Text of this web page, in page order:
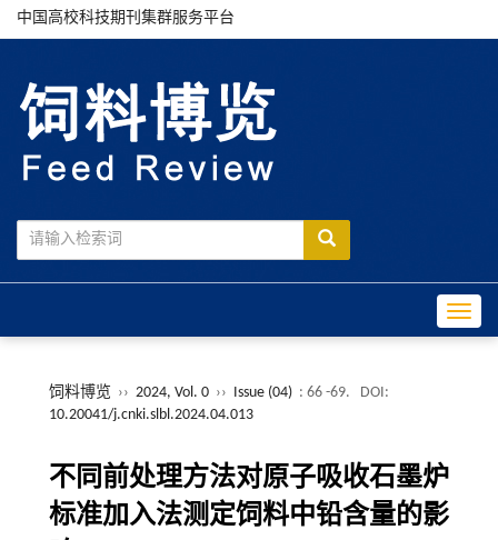
中国高校科技期刊集群服务平台
饲料博览 ›› 2024, Vol. 0 ›› Issue (04) : 66 -69.
DOI:
10.20041/j.cnki.slbl.2024.04.013
不同前处理方法对原子吸收石墨炉
标准加入法测定饲料中铅含量的影